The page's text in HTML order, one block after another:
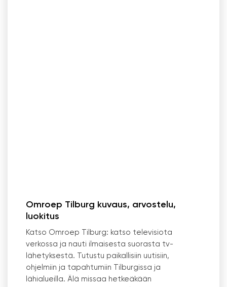
Omroep Tilburg kuvaus, arvostelu,
luokitus
Katso Omroep Tilburg: katso televisiota
verkossa ja nauti ilmaisesta suorasta tv-
lähetyksestä. Tutustu paikallisiin uutisiin,
ohjelmiin ja tapahtumiin Tilburgissa ja
lähialueilla. Älä missaa hetkeäkään